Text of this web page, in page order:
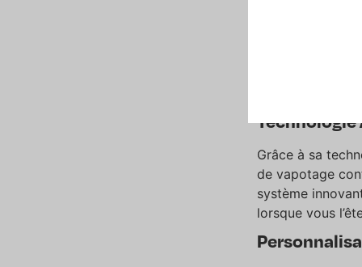
Technologie
Grâce à sa
de vapotage
système
lorsque vous